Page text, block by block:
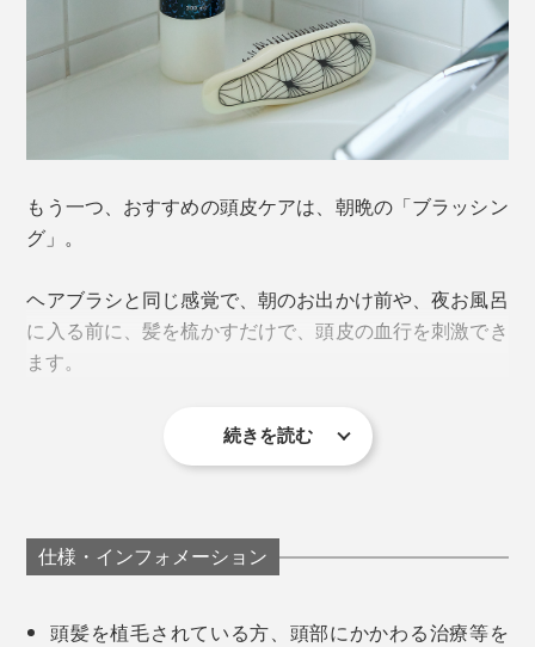
手の代わりに、「スカルプブラシ」を使うことで、それ
ぞれの効果を、頭皮に、髪に、すみずみまで行き渡らせ
穴があるそう。健康な毛穴は、一つにつき2〜3本の髪が
生えています。
その毛穴に、皮脂や整髪料の汚れが溜まり続けると、髪
が弱ったり、生えにくくなったり……イキイキした髪づ
くりには、土台の「頭皮ケア」がいちばん。
『572』の「スカルプブラシ」は、ごらんのとおり、よ
くあるスカルプブラシとくらべても、ピンの数が多い！
髪全体を、手で軽く泡立てたら、「スカルプブラシ」
部へ。髪を引き上げていく感覚で、片手で、頭皮をなぞ
っていってください。
もう一つ、おすすめの頭皮ケアは、朝晩の「ブラッシン
グ」。
ヘアブラシと同じ感覚で、朝のお出かけ前や、夜お風呂
に入る前に、髪を梳かすだけで、頭皮の血行を刺激でき
ます。
続きを読む
仕様・インフォメーション
頭髪を植毛されている方、頭部にかかわる治療等を